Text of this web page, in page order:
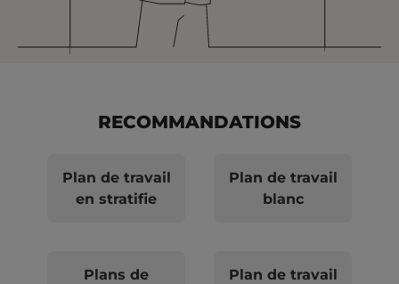
RECOMMANDATIONS
Plan de travail
en stratifie
Plan de travail
blanc
Plans de
Plan de travail